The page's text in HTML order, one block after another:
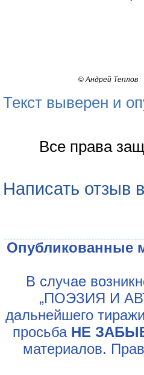
©Андрей Теплов
Текст выверен и
Все права
Написать отзыв
Опубликованные
В случае
„ПОЭЗИЯ И
дальнейшего
просьба НЕ
материалов.